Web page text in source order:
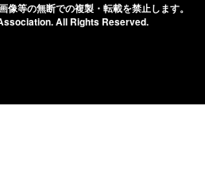
像等の無断での複製・転載を禁止します。
All Rights Reserved.